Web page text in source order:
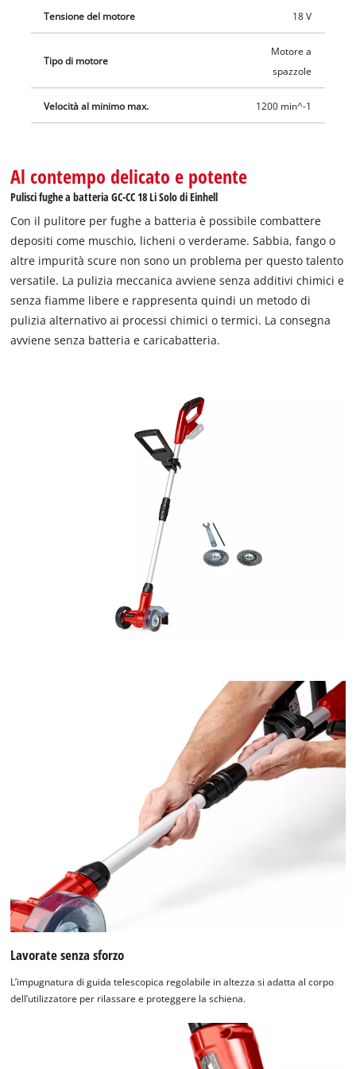
Tensione del motore 18 V
Tipo di motore
Motore a
spazzole
Velocità al minimo max. 1200 min^-1
Al contempo delicato e potente
Pulisci fughe a batteria GC-CC 18 Li Solo di Einhell
Con il pulitore per fughe a batteria è possibile combattere
depositi come muschio, licheni o verderame. Sabbia, fango o
altre impurità scure non sono un problema per questo talento
versatile. La pulizia meccanica avviene senza additivi chimici e
senza fiamme libere e rappresenta quindi un metodo di
pulizia alternativo ai processi chimici o termici. La consegna
avviene senza batteria e caricabatteria.
Lavorate senza sforzo
L’impugnatura di guida telescopica regolabile in altezza si adatta al corpo
dell’utilizzatore per rilassare e proteggere la schiena.